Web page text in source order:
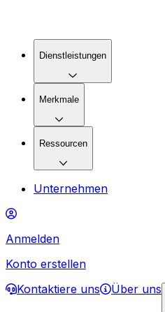
Dienstleistungen
Merkmale
Ressourcen
Unternehmen
Anmelden
Konto erstellen
Kontaktiere uns
Über uns